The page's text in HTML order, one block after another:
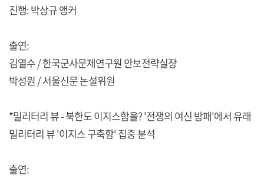
진행: 박상규 앵커
출연:
김열수 / 한국군사문제연구원 안보전략실장
박성원 / 서울신문 논설위원
*밀리터리 뷰 - 북한도 이지스함을? '전쟁의 여신 방패'에서 유래
밀리터리 뷰 '이지스 구축함' 집중 분석
출연: